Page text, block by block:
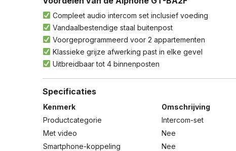
Compleet audio intercom set inclusief voeding
Vandaalbestendige staal buitenpost
Voorgeprogrammeerd voor 2 appartementen
Klassieke grijze afwerking past in elke gevel
Uitbreidbaar tot 4 binnenposten
Specificaties
Kenmerk
Omschrijving
Productcategorie
Intercom-set
Met video
Nee
Smartphone-koppeling
Nee